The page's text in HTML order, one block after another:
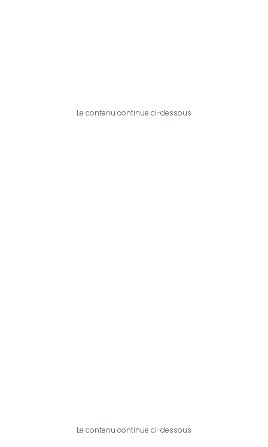
Le contenu continue ci-dessous
Le contenu continue ci-dessous